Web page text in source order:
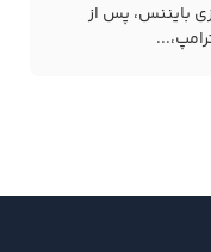
بایننس، پس از